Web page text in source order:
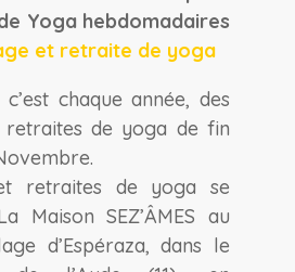
Yoga hebdomadaires
et retraite de yoga
c’est chaque année, des
retraites de yoga de fin
retraites de yoga se
Maison SEZ’ÂMES au
d’Espéraza, dans le